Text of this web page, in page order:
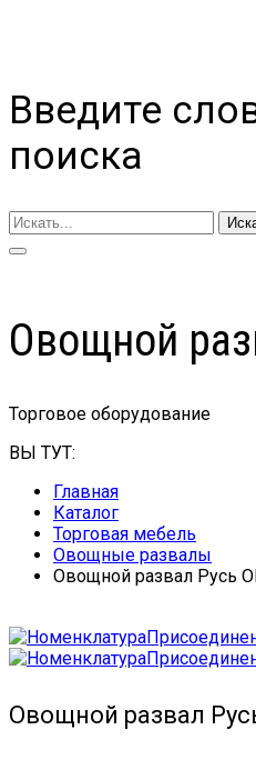
Введите
поиска
Овощной
Торговое оборудование
ВЫ ТУТ:
Главная
Каталог
Торговая мебель
Овощные развалы
Овощной развал Русь
Овощной развал